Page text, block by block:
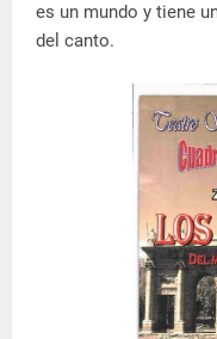
es un mundo y tiene
del canto.